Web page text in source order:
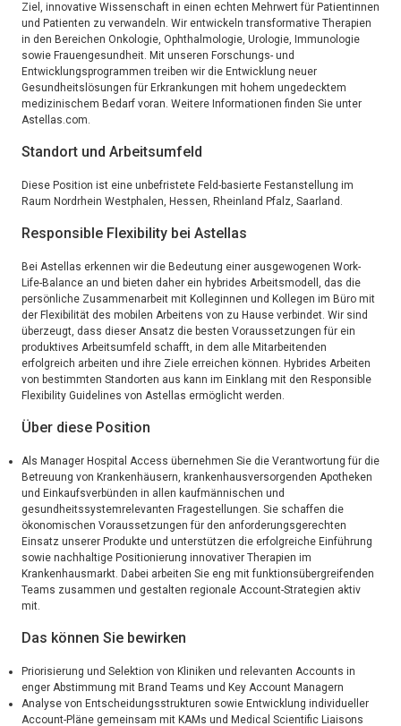
Ziel, innovative Wissenschaft in einen echten Mehrwert für Patientinnen
und Patienten zu verwandeln. Wir entwickeln transformative Therapien
in den Bereichen Onkologie, Ophthalmologie, Urologie, Immunologie
sowie Frauengesundheit. Mit unseren Forschungs- und
Entwicklungsprogrammen treiben wir die Entwicklung neuer
Gesundheitslösungen für Erkrankungen mit hohem ungedecktem
medizinischem Bedarf voran. Weitere Informationen finden Sie unter
Astellas.com.
Standort und Arbeitsumfeld
Diese Position ist eine unbefristete Feld-basierte Festanstellung im
Raum Nordrhein Westphalen, Hessen, Rheinland Pfalz, Saarland.
Responsible Flexibility bei Astellas
Bei Astellas erkennen wir die Bedeutung einer ausgewogenen Work-
Life-Balance an und bieten daher ein hybrides Arbeitsmodell, das die
persönliche Zusammenarbeit mit Kolleginnen und Kollegen im Büro mit
der Flexibilität des mobilen Arbeitens von zu Hause verbindet. Wir sind
überzeugt, dass dieser Ansatz die besten Voraussetzungen für ein
produktives Arbeitsumfeld schafft, in dem alle Mitarbeitenden
erfolgreich arbeiten und ihre Ziele erreichen können. Hybrides Arbeiten
von bestimmten Standorten aus kann im Einklang mit den Responsible
Flexibility Guidelines von Astellas ermöglicht werden.
Über diese Position
Als Manager Hospital Access übernehmen Sie die Verantwortung für die
Betreuung von Krankenhäusern, krankenhausversorgenden Apotheken
und Einkaufsverbünden in allen kaufmännischen und
gesundheitssystemrelevanten Fragestellungen. Sie schaffen die
ökonomischen Voraussetzungen für den anforderungsgerechten
Einsatz unserer Produkte und unterstützen die erfolgreiche Einführung
sowie nachhaltige Positionierung innovativer Therapien im
Krankenhausmarkt. Dabei arbeiten Sie eng mit funktionsübergreifenden
Teams zusammen und gestalten regionale Account-Strategien aktiv
mit.
Das können Sie bewirken
Priorisierung und Selektion von Kliniken und relevanten Accounts in
enger Abstimmung mit Brand Teams und Key Account Managern
Analyse von Entscheidungsstrukturen sowie Entwicklung individueller
Account-Pläne gemeinsam mit KAMs und Medical Scientific Liaisons